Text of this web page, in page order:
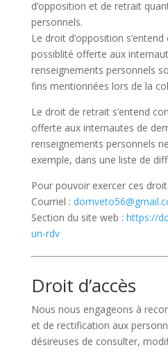
d’opposition et de retrait
personnels.
Le droit d’opposition
possiblité offerte aux
renseignements personnels
fins mentionnées lors de la
Le droit de retrait s’entend
offerte aux internautes de
renseignements personnels
exemple, dans une liste de
Pour pouvoir exercer ces
Courriel :
Section du site web : https://
un-rdv
Droit d’accès
Nous nous engageons à
et de rectification aux
désireuses de consulter,